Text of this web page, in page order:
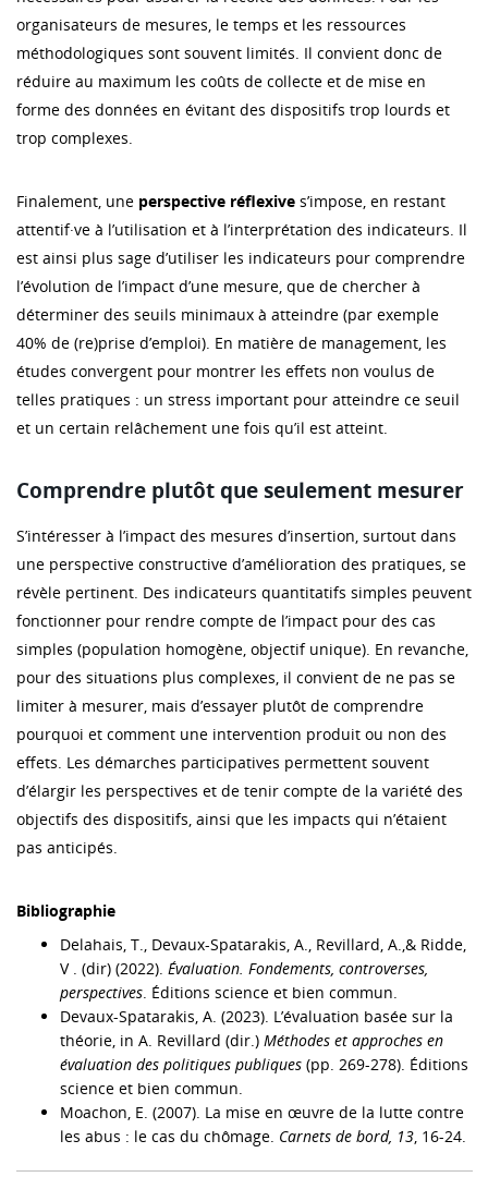
organisateurs de mesures, le temps et les ressources
méthodologiques sont souvent limités. Il convient donc de
réduire au maximum les coûts de collecte et de mise en
forme des données en évitant des dispositifs trop lourds et
trop complexes.
Finalement, une perspective réflexive s’impose, en restant
attentif·ve à l’utilisation et à l’interprétation des indicateurs. Il
est ainsi plus sage d’utiliser les indicateurs pour comprendre
l’évolution de l’impact d’une mesure, que de chercher à
déterminer des seuils minimaux à atteindre (par exemple
40% de (re)prise d’emploi). En matière de management, les
études convergent pour montrer les effets non voulus de
telles pratiques : un stress important pour atteindre ce seuil
et un certain relâchement une fois qu’il est atteint.
Comprendre plutôt que seulement mesurer
S’intéresser à l’impact des mesures d’insertion, surtout dans
une perspective constructive d’amélioration des pratiques, se
révèle pertinent. Des indicateurs quantitatifs simples peuvent
fonctionner pour rendre compte de l’impact pour des cas
simples (population homogène, objectif unique). En revanche,
pour des situations plus complexes, il convient de ne pas se
limiter à mesurer, mais d’essayer plutôt de comprendre
pourquoi et comment une intervention produit ou non des
effets. Les démarches participatives permettent souvent
d’élargir les perspectives et de tenir compte de la variété des
objectifs des dispositifs, ainsi que les impacts qui n’étaient
pas anticipés.
Bibliographie
Delahais, T., Devaux-Spatarakis, A., Revillard, A.,& Ridde,
V . (dir) (2022). Évaluation. Fondements, controverses,
perspectives. Éditions science et bien commun.
Devaux-Spatarakis, A. (2023). L’évaluation basée sur la
théorie, in A. Revillard (dir.) Méthodes et approches en
évaluation des politiques publiques (pp. 269-278). Éditions
science et bien commun.
Moachon, E. (2007). La mise en œuvre de la lutte contre
les abus : le cas du chômage. Carnets de bord, 13, 16-24.